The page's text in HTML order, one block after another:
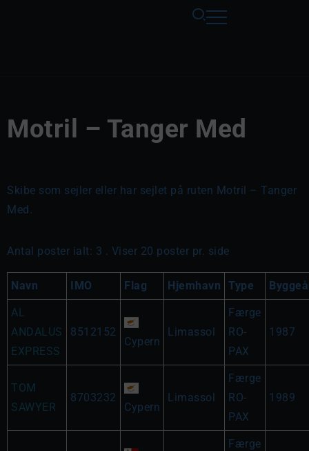
Motril – Tanger Med
Skibe som sejler eller har sejlet på ruten Motril – Tanger
Med.
Antal poster ialt: 3 . Viser 20 poster pr. side
Navn IMO Flag Hjemhavn Type
AL
ANDALUS
EXPRESS
8512152
Cypern
Limassol
Færge
RO-
PAX
1987
TOM
SAWYER
8703232
Cypern
Limassol
Færge
RO-
PAX
1989
Færge